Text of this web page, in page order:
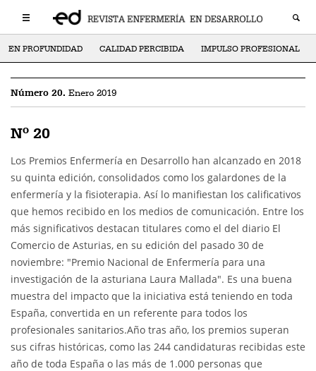
EN PROFUNDIDAD CALIDAD PERCIBIDA IMPULSO PROFESIONAL
Número 20. Enero 2019
Nº 20
Los Premios Enfermería en Desarrollo han alcanzado en 2018
su quinta edición, consolidados como los galardones de la
enfermería y la fisioterapia. Así lo manifiestan los calificativos
que hemos recibido en los medios de comunicación. Entre los
más significativos destacan titulares como el del diario El
Comercio de Asturias, en su edición del pasado 30 de
noviembre: "Premio Nacional de Enfermería para una
investigación de la asturiana Laura Mallada". Es una buena
muestra del impacto que la iniciativa está teniendo en toda
España, convertida en un referente para todos los
profesionales sanitarios.Año tras año, los premios superan
sus cifras históricas, como las 244 candidaturas recibidas este
año de toda España o las más de 1.000 personas que